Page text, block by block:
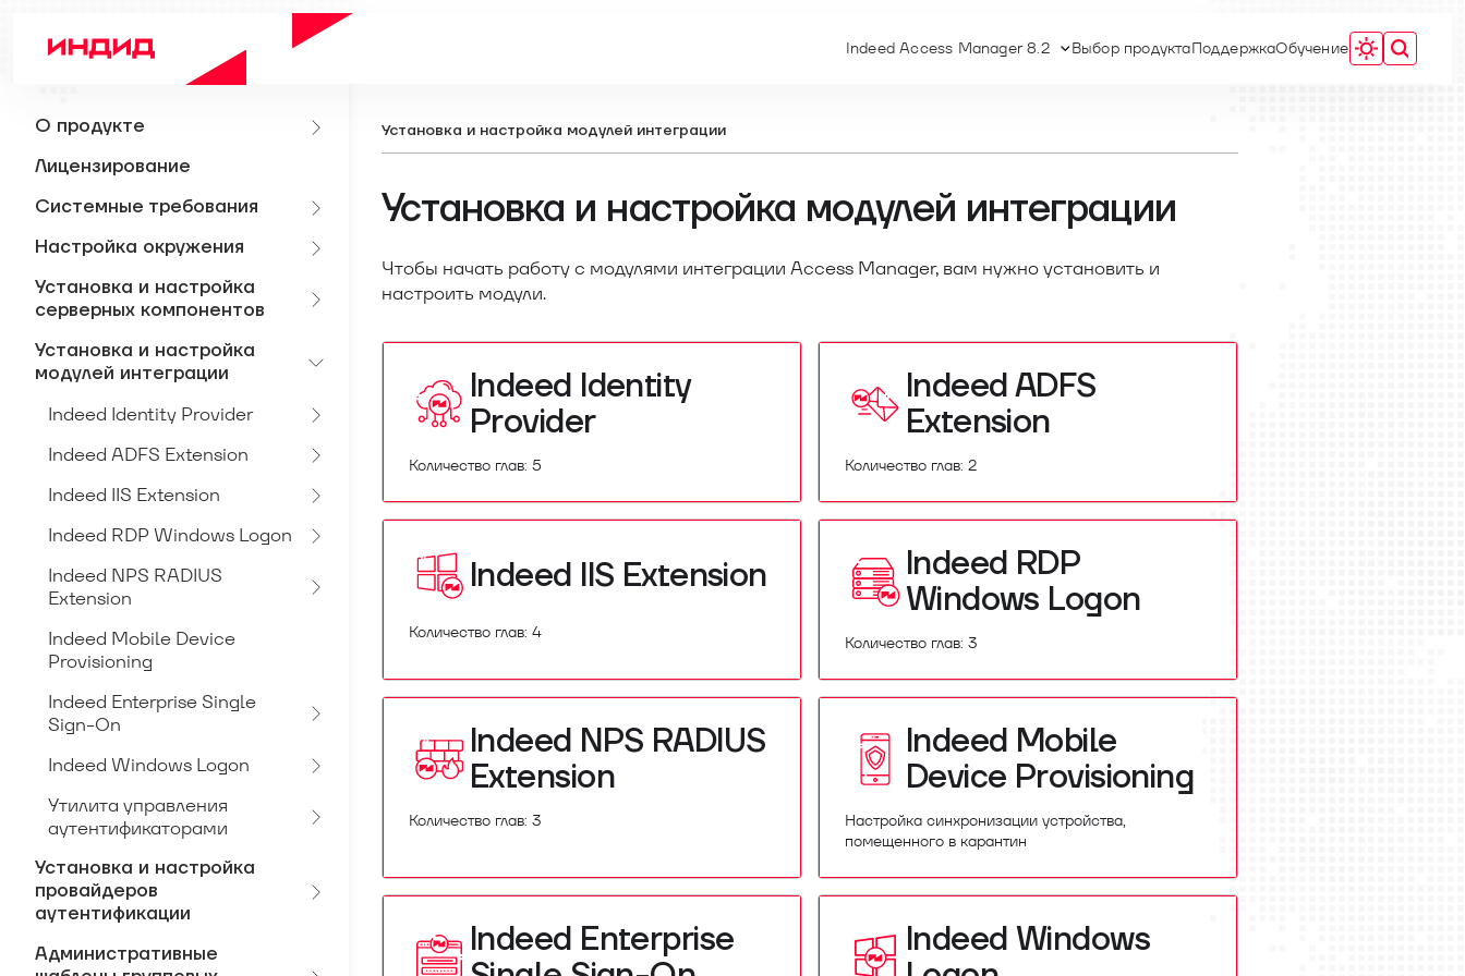
Indeed Access Manager 8.2 Выбор продуктаПоддержкаОбучение
О продукте
Лицензирование
Системные требования
Настройка окружения
Установка и настройка
серверных компонентов
Установка и настройка
модулей интеграции
Indeed Identity Provider
Indeed ADFS Extension
Indeed IIS Extension
Indeed RDP Windows Logon
Indeed NPS RADIUS
Extension
Indeed Mobile Device
Provisioning
Indeed Enterprise Single
Sign-On
Indeed Windows Logon
Утилита управления
аутентификаторами
Установка и настройка
провайдеров
аутентификации
Административные
Установка и настройка модулей интеграции
Установка и настройка модулей интеграции
Чтобы начать работу с модулями интеграции Access Manager, вам нужно установить и
настроить модули.
Indeed Identity
Provider
Количество глав: 5
Indeed ADFS
Extension
Количество глав: 2
Indeed IIS Extension
Количество глав: 4
Indeed RDP
Windows Logon
Количество глав: 3
Indeed NPS RADIUS
Extension
Количество глав: 3
Indeed Mobile
Device Provisioning
Настройка синхронизации устройства,
помещенного в карантин
Indeed Enterprise
Indeed Windows